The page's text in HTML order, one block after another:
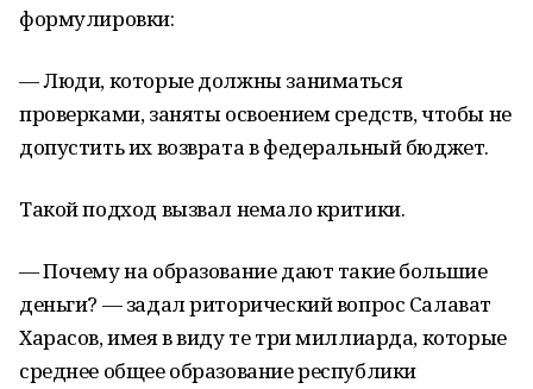
формулировки:
— Люди, которые должны заниматься
проверками, заняты освоением средств, чтобы не
допустить их возврата в федеральный бюджет.
Такой подход вызвал немало критики.
— Почему на образование дают такие большие
деньги? — задал риторический вопрос Салават
Харасов, имея в виду те три миллиарда, которые
среднее общее образование республики